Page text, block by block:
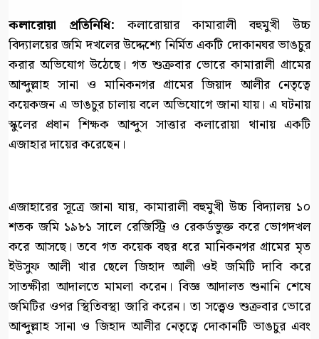
কলারোয়া প্রতিনিধি: কলারোয়ার কামারালী বহুমুখী উচ্চ
বিদ্যালয়ের জমি দখলের উদ্দেশ্যে নির্মিত একটি দোকানঘর ভাঙচুর
করার অভিযোগ উঠেছে। গত শুক্রবার ভোরে কামারালী গ্রামের
আব্দুল্লাহ সানা ও মানিকনগর গ্রামের জিয়াদ আলীর নেতৃত্বে
কয়েকজন এ ভাঙচুর চালায় বলে অভিযোগে জানা যায়। এ ঘটনায়
স্কুলের প্রধান শিক্ষক আব্দুস সাত্তার কলারোয়া থানায় একটি
এজাহার দায়ের করেছেন।
এজাহারের সূত্রে জানা যায়, কামারালী বহুমুখী উচ্চ বিদ্যালয় ১০
শতক জমি ১৯৮১ সালে রেজিস্ট্রি ও রেকর্ডভুক্ত করে ভোগদখল
করে আসছে। তবে গত কয়েক বছর ধরে মানিকনগর গ্রামের মৃত
ইউসুফ আলী খার ছেলে জিহাদ আলী ওই জমিটি দাবি করে
সাতক্ষীরা আদালতে মামলা করেন। বিজ্ঞ আদালত শুনানি শেষে
জমিটির ওপর স্থিতিবস্থা জারি করেন। তা সত্ত্বেও শুক্রবার ভোরে
আব্দুল্লাহ সানা ও জিহাদ আলীর নেতৃত্বে দোকানটি ভাঙচুর এবং